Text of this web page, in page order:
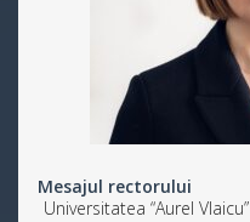
Mesajul rectorului
Universitatea “Aurel